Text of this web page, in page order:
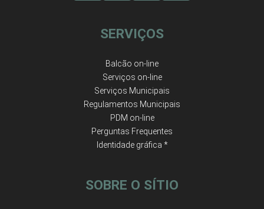
SERVIÇOS
Balcão on-line
Serviços on-line
Serviços Municipais
Regulamentos Municipais
PDM on-line
Perguntas Frequentes
Identidade gráfica *
SOBRE O SÍTIO